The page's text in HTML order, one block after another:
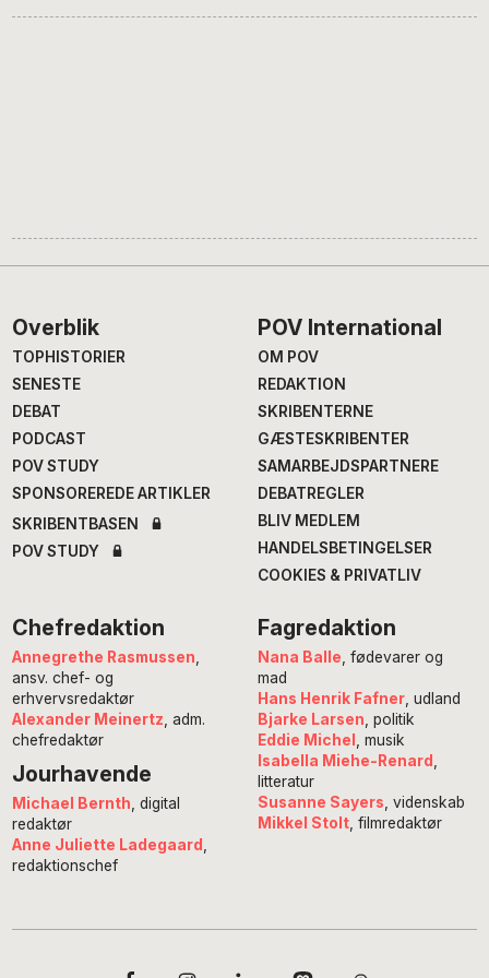
Footer
Overblik
TOPHISTORIER
SENESTE
DEBAT
PODCAST
POV STUDY
SPONSOREREDE ARTIKLER
SKRIBENTBASEN
POV STUDY
POV International
OM POV
REDAKTION
SKRIBENTERNE
GÆSTESKRIBENTER
SAMARBEJDSPARTNERE
DEBATREGLER
BLIV MEDLEM
HANDELSBETINGELSER
COOKIES & PRIVATLIV
Chefredaktion
Annegrethe Rasmussen,
ansv. chef- og
erhvervsredaktør
Alexander Meinertz, adm.
chefredaktør
Jourhavende
Michael Bernth , digital
redaktør
Anne Juliette Ladegaard
redaktionschef
Fagredaktion
Nana Balle, fødevarer og
mad
Hans Henrik Fafner, udland
Bjarke Larsen, politik
Eddie Michel , musik
Isabella Miehe-Renard ,
litteratur
Susanne Sayers, videnskab
Mikkel Stolt, filmredaktør